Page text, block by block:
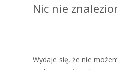
Nic nie
Wydaje się, że nie